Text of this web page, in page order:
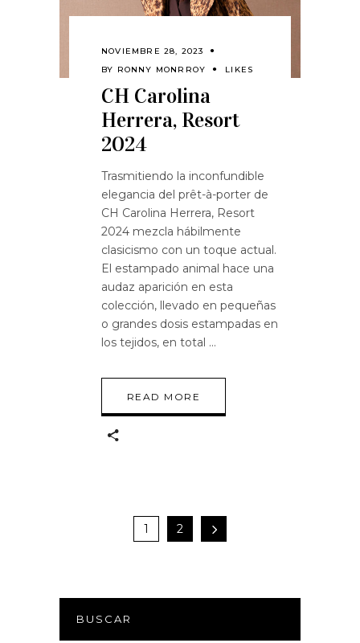
NOVIEMBRE 28, 2023
BY RONNY MONRROY LIKES
CH Carolina
Herrera, Resort
2024
Trasmitiendo la inconfundible
elegancia del prêt-à-porter de
CH Carolina Herrera, Resort
2024 mezcla hábilmente
clasicismo con un toque actual.
El estampado animal hace una
audaz aparición en esta
colección, llevado en pequeñas
o grandes dosis estampadas en
los tejidos, en total
READ MORE
1 2
BUSCAR